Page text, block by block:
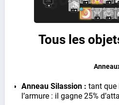
Tous les
Anneau Silassion : tant que
l’armure : il gagne 25%